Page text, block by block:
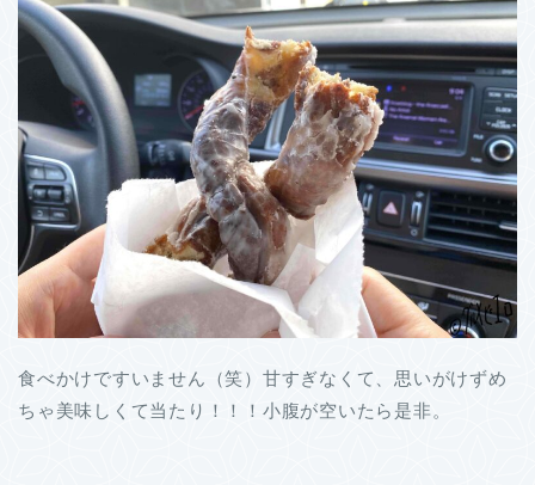
食べかけですいません（笑）甘すぎなくて、思いがけずめ
ちゃ美味しくて当たり！！！小腹が空いたら是非。